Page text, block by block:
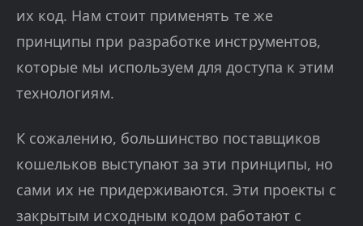
их код. Нам стоит применять те же
принципы при разработке инструментов,
которые мы используем для доступа к этим
технологиям.
К сожалению, большинство поставщиков
кошельков выступают за эти принципы, но
сами их не придерживаются. Эти проекты с
закрытым исходным кодом работают с